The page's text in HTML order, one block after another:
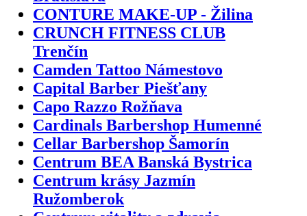
CONTURE MAKE-UP - Žilina
CRUNCH FITNESS CLUB
Trenčín
Camden Tattoo Námestovo
Capital Barber Piešťany
Capo Razzo Rožňava
Cardinals Barbershop Humenné
Cellar Barbershop Šamorín
Centrum BEA Banská Bystrica
Centrum krásy Jazmín
Ružomberok